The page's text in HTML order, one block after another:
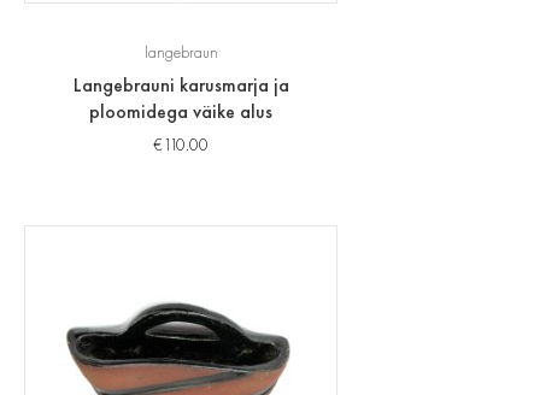
langebraun
Langebrauni karusmarja ja
ploomidega väike alus
€110.00